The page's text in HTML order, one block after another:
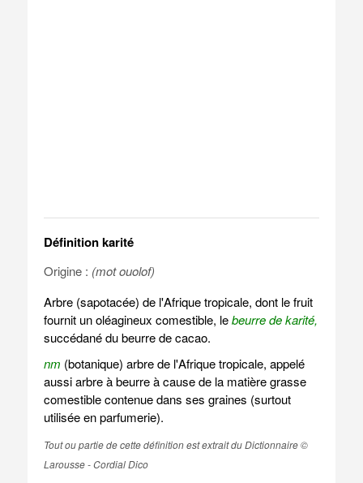
Définition karité
Origine : (mot ouolof)
Arbre (sapotacée) de l'Afrique tropicale, dont le fruit
fournit un oléagineux comestible, lebeurre de karité,
succédané du beurre de cacao.
nm (botanique) arbre de l'Afrique tropicale, appelé
aussi arbre à beurre à cause de la matière grasse
comestible contenue dans ses graines (surtout
utilisée en parfumerie).
Tout ou partie de cette définition est extrait du Dictionnaire ©
Larousse - Cordial Dico